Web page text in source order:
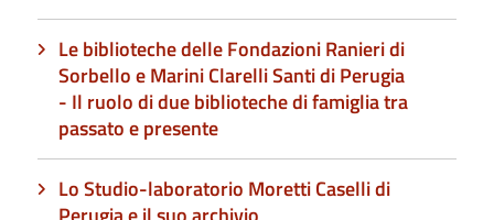
Le biblioteche delle Fondazioni Ranieri di
Sorbello e Marini Clarelli Santi di Perugia
- Il ruolo di due biblioteche di famiglia tra
passato e presente
Lo Studio-laboratorio Moretti Caselli di